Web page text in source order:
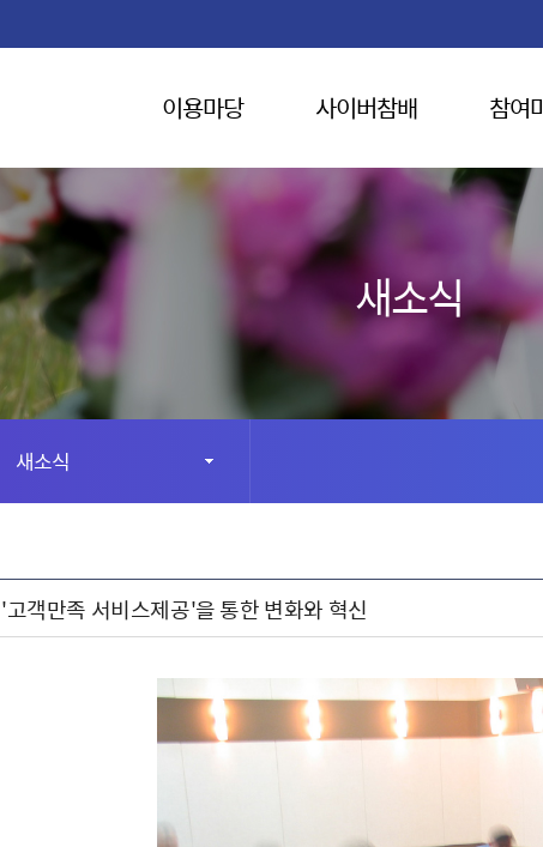
이용마당 사이버참배 참여
새소식
새소식
'고객만족 서비스제공'을 통한 변화와 혁신